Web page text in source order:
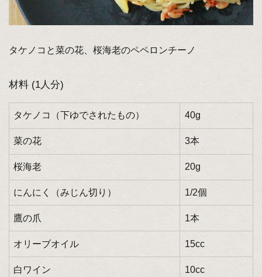
タケノコと菜の花、桜海老のペペロンチーノ
材料 (1人分)
タケノコ（下ゆでされたもの） 40g
菜の花 3本
桜海老 20g
にんにく（みじん切り） 1/2個
鷹の爪 1本
オリーブオイル 15cc
白ワイン 10cc